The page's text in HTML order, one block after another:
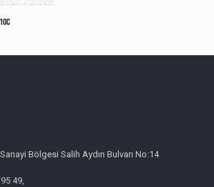
Bölgesi Salih Aydın Bulvarı No:14
49,